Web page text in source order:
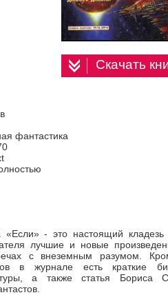
Скачать
фантастика
- это настоящий
лучшие и новые
с внеземным разумом.
в журнале есть краткие
а также статья Бориса